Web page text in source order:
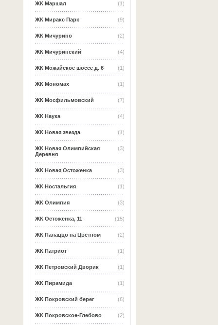
(1)
ЖК Маршал
(9)
ЖК Миракс Парк
(2)
ЖК Мичурино
(4)
ЖК Мичуринский
(1)
ЖК Можайское шоссе д. 6
(1)
ЖК Мономах
(7)
ЖК Мосфильмовский
(4)
ЖК Наука
(1)
ЖК Новая звезда
(3)
ЖК Новая Олимпийская
Деревня
(3)
ЖК Новая Остоженка
(1)
ЖК Ностальгия
(3)
ЖК Олимпия
(15)
ЖК Остоженка, 11
(2)
ЖК Палаццо на Цветном
(1)
ЖК Патриот
(1)
ЖК Петровский Дворик
(1)
ЖК Пирамида
(6)
ЖК Покровский берег
(2)
ЖК Покровское-Глебово